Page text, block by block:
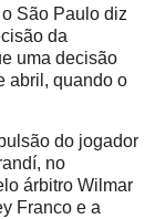
São Paulo diz
da
uma decisão
abril, quando o
do jogador
no
árbitro Wilmar
Franco e a